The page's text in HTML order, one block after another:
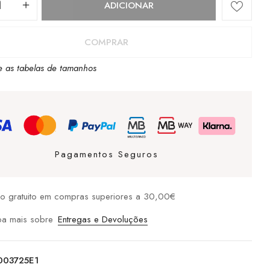
ADICIONAR
COMPRAR
as tabelas de tamanhos
Pagamentos Seguros
gratuito em compras superiores a 30,00€
mais sobre Entregas e Devoluções